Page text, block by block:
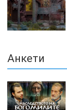
Анкети